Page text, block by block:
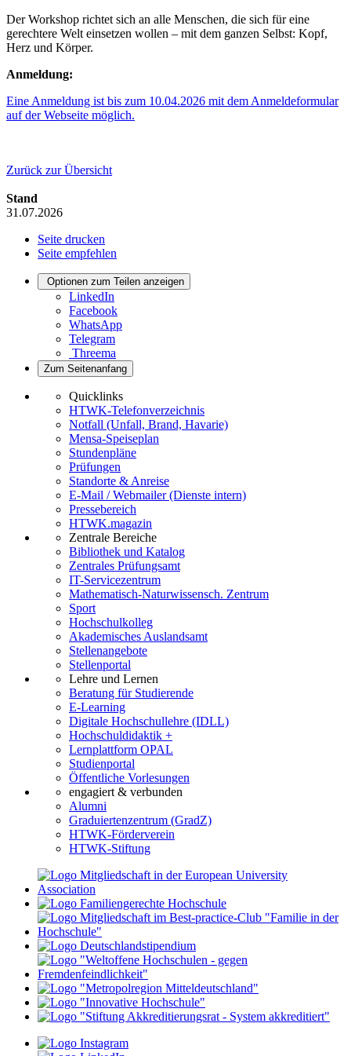
Der Workshop richtet sich an alle Menschen, die sich für eine
gerechtere Welt einsetzen wollen – mit dem ganzen Selbst: Kopf,
Herz und Körper.
Anmeldung:
Eine Anmeldung ist bis zum 10.04.2026 mit dem Anmeldeformular
auf der Webseite möglich.
Zurück zur Übersicht
Stand
31.07.2026
Seite drucken
Seite empfehlen
Optionen zum Teilen anzeigen
LinkedIn
Facebook
WhatsApp
Telegram
Threema
Zum Seitenanfang
Quicklinks
HTWK-Telefonverzeichnis
Notfall (Unfall, Brand, Havarie)
Mensa-Speiseplan
Stundenpläne
Prüfungen
Standorte & Anreise
E-Mail / Webmailer (Dienste intern)
Pressebereich
HTWK.magazin
Zentrale Bereiche
Bibliothek und Katalog
Zentrales Prüfungsamt
IT-Servicezentrum
Mathematisch-Naturwissensch. Zentrum
Sport
Hochschulkolleg
Akademisches Auslandsamt
Stellenangebote
Stellenportal
Lehre und Lernen
Beratung für Studierende
E-Learning
Digitale Hochschullehre (IDLL)
Hochschuldidaktik +
Lernplattform OPAL
Studienportal
Öffentliche Vorlesungen
engagiert & verbunden
Alumni
Graduiertenzentrum (GradZ)
HTWK-Förderverein
HTWK-Stiftung